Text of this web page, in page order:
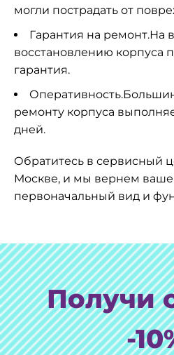
могли пострадать от
Гарантия на ремонт.На
восстановлению корпуса
гарантия.
ремонту корпуса
дней.
Обратитесь в сервисный
Москве, и мы вернем
первоначальный вид и
Получи
-